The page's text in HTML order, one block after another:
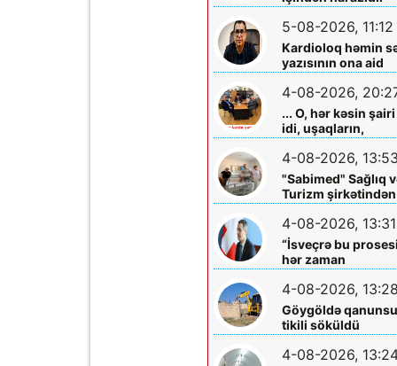
5-08-2026, 11:12
Kardioloq həmin
yazısının ona aid
olmadığını -
Açıqladı
4-08-2026,
... O, hər kəsin şairi
idi, uşaqların,
gənclərin,
böyüklərin qəlbinə
yol tapan incə
söz sərrafı idi...
4-08-2026, 13:53
"Sabimed" Sağlıq
Turizm şirkətindən
növbəti xeyirxah
addım – Türkiyədə
müalicə alan
körpəyə hərtərəfli
dəstək
4-08-2026, 13:31
“İsveçrə bu prosesi
hər zaman
dəstəkləməyə
hazırdır”
4-08-2026, 13:28
Göygöldə
tikili söküldü
4-08-2026,